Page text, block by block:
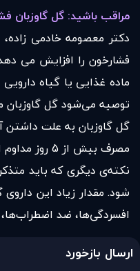
مراقب باشید: گل گاوزبان
دکتر معصومه خادمی
فشارخون را افزایش می
ماده غذایی یا گیاه
توصیه می‌شود گل گاوزبان
گل گاوزبان به علت داشتن
مصرف بیش از 5 روز مداوم این گیاه ممکن است باعث عادت شود؛ بنابراین پس از 5 روز استفاده از آن در صورت نیاز، 3 روز فاصله انداخته و سپس دوباره مصرف کنید.
نکته‌ی دیگری که باید
شود. مقدار زیاد این
افسردگی‌ها، ضد
ارسال بازخورد